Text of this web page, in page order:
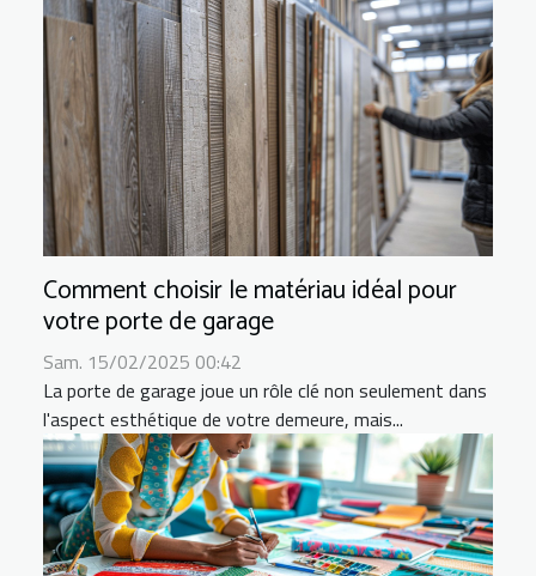
Comment choisir le matériau idéal pour
votre porte de garage
Sam. 15/02/2025 00:42
La porte de garage joue un rôle clé non seulement dans
l'aspect esthétique de votre demeure, mais...